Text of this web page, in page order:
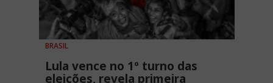
BRASIL
Lula vence no 1º turno das
eleições, revela primeira